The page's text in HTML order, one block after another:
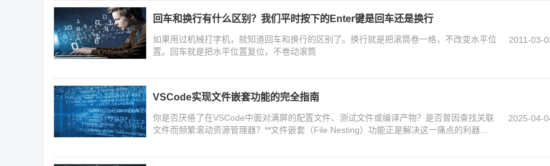
回车和换行有什么区别？我们平时按下的Enter键是回车还是换行
如果用过机械打字机，就知道回车和换行的区别了。换行就是把滚筒卷一格，不改变水平位
置。回车就是把水平位置复位，不卷动滚筒
2011-03-
VSCode实现文件嵌套功能的完全指南
你是否厌倦了在VSCode中面对满屏的配置文件、测试文件或编译产物？是否曾因查找关联
文件而频繁滚动资源管理器？**文件嵌套（File Nesting）功能正是解决这一痛点的利器！
2025-04-